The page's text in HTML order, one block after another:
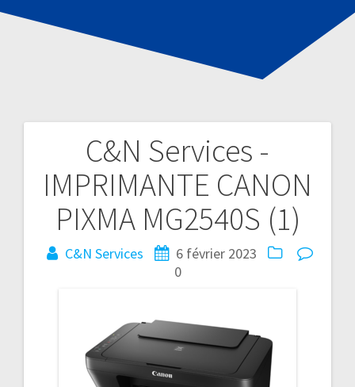
C&N Services -
IMPRIMANTE CANON
PIXMA MG2540S (1)
C&N Services
6 février 2023
0
Navigation
de
l’article